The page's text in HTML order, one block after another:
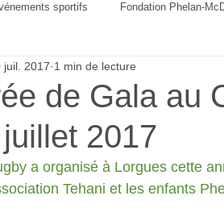
sportifs Fondation Phelan-
de Gala au
2017
juil. 2017 1 min de lecture
a organisé à Lorgues cette
Tehani et les enfants